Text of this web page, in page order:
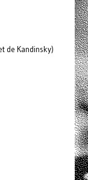
de Kandinsky)